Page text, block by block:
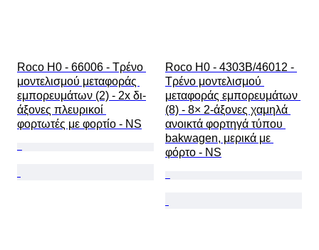
Roco H0 - 66006 - Τρένο
μοντελισμού μεταφοράς
εμπορευμάτων (2) - 2x δι-
άξονες πλευρικοί
φορτωτές με φορτίο - NS
Roco H0 - 4303B/46012 -
Τρένο μοντελισμού
μεταφοράς εμπορευμάτων
(8) - 8× 2-άξονες χαμηλά
ανοικτά φορτηγά τύπου
bakwagen, μερικά με
φόρτο - NS